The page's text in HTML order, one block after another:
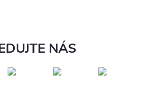
NÁS